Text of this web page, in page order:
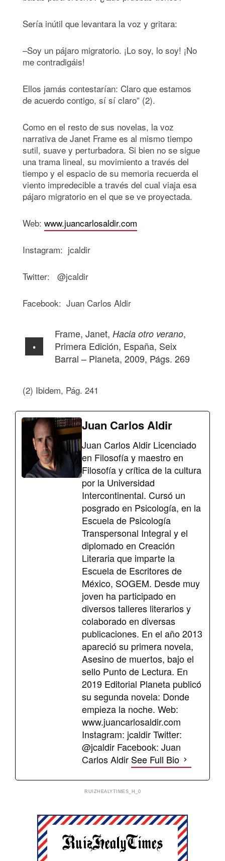
Sería inútil que levantara la voz y gritara:
–Soy un pájaro migratorio. ¡Lo soy, lo soy! ¡No
me contradigáis!
Ellos jamás contestarían: Claro que estamos
de acuerdo contigo, sí sí claro” (2).
Como en el resto de sus novelas, la voz
narrativa de Janet Frame es al mismo tiempo
sutil, suave y perturbadora. Si bien no se sigue
una trama lineal, su movimiento a través del
tiempo y el espacio de su memoria recuerda el
viento impredecible a través del cual viaja esa
pájaro migratorio en el que se ve proyectada.
Web: www.juancarlosaldir.com
Instagram: jcaldir
Twitter: @jcaldir
Facebook: Juan Carlos Aldir
Frame, Janet,Hacia otro verano,
Primera Edición, España, Seix
Barral – Planeta, 2009, Págs. 269
(2) Ibidem, Pág. 241
Juan Carlos Aldir
Juan Carlos Aldir Licenciado
en Filosofía y maestro en
Filosofía y crítica de la cultura
por la Universidad
Intercontinental. Cursó un
posgrado en Psicología, en la
Escuela de Psicología
Transpersonal Integral y el
diplomado en Creación
Literaria que imparte la
Escuela de Escritores de
México, SOGEM. Desde muy
joven ha participado en
diversos talleres literarios y
colaborado en diversas
publicaciones. En el año 2013
apareció su primera novela,
Asesino de muertos, bajo el
sello Punto de Lectura. En
2019 Editorial Planeta publicó
su segunda novela: Donde
empieza la noche. Web:
www.juancarlosaldir.com
Instagram: jcaldir Twitter:
@jcaldir Facebook: Juan
Carlos Aldir See Full Bio
RUIZHEALYTIMES_H_0